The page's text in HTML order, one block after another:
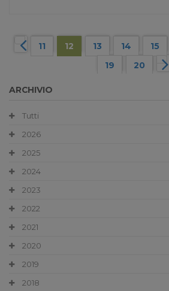
11 12 13 14 15
19
20
ARCHIVIO
Tutti
2026
2025
2024
2023
2022
2021
2020
2019
2018